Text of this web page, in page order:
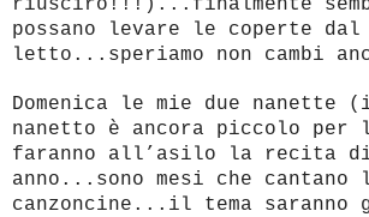
riuscirò!!!)...finalmente
possano levare le coperte dal
letto...speriamo non cambi
Domenica le mie due nanette
nanetto è ancora piccolo per
faranno all’asilo la recita
anno...sono mesi che cantano
canzoncine...il tema saranno